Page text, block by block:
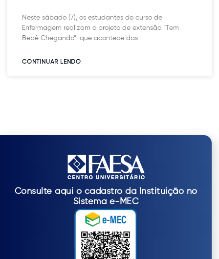
Neste sábado (7), os estudantes do curso de
Enfermagem realizam o projeto de extensão “Tem
Bebê Chegando”, que acontece das
CONTINUAR LENDO​
Consulte aqui o cadastro da Instituição no
Sistema e-MEC